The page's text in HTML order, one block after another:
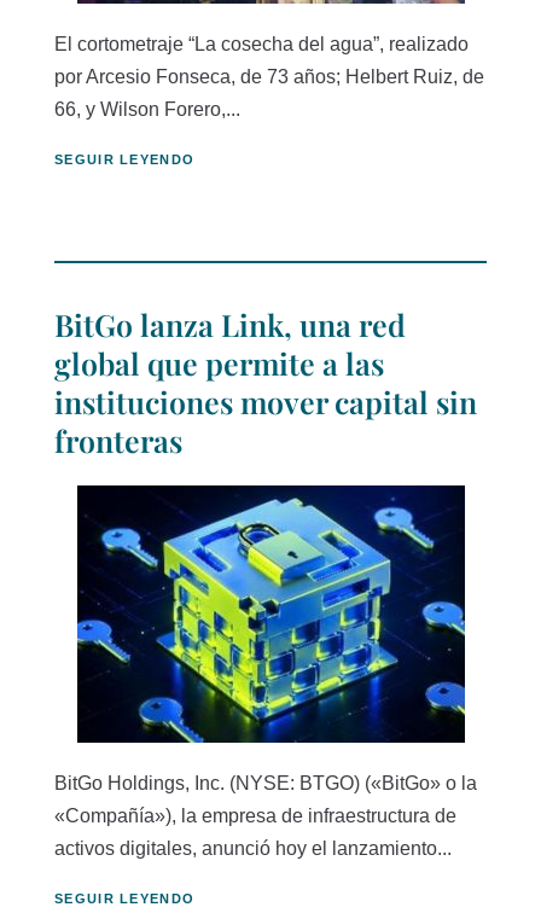
El cortometraje “La cosecha del agua”, realizado
por Arcesio Fonseca, de 73 años; Helbert Ruiz, de
66, y Wilson Forero,...
SEGUIR LEYENDO
BitGo lanza Link, una red
global que permite a las
instituciones mover capital sin
fronteras
BitGo Holdings, Inc. (NYSE: BTGO) («BitGo» o la
«Compañía»), la empresa de infraestructura de
activos digitales, anunció hoy el lanzamiento...
SEGUIR LEYENDO